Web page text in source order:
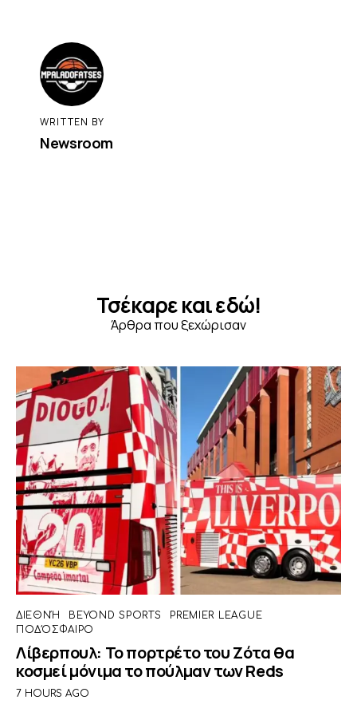
WRITTEN BY
Newsroom
Τσέκαρε και εδώ!
Άρθρα που ξεχώρισαν
ΔΙΕΘΝΉ BEYOND SPORTS
PREMIER LEAGUE
ΠΟΔΌΣΦΑΙΡΟ
Λίβερπουλ: Το πορτρέτο του Ζότα θα
κοσμεί μόνιμα το πούλμαν των Reds
7 HOURS AGO